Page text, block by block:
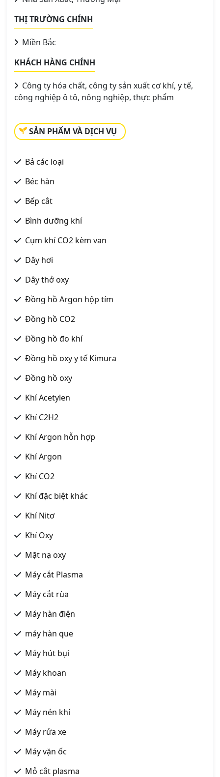
THỊ TRƯỜNG CHÍNH
Miền Bắc
KHÁCH HÀNG CHÍNH
Công ty hóa chất, công ty sản xuất cơ khí, y tế,
công nghiệp ô tô, nông nghiệp, thực phẩm
SẢN PHẨM VÀ DỊCH VỤ
Bả các loại
Béc hàn
Bếp cắt
Bình dưỡng khí
Cụm khí CO2 kèm van
Dây hơi
Dây thở oxy
Đồng hồ Argon hộp tím
Đồng hồ CO2
Đồng hồ đo khí
Đồng hồ oxy y tế Kimura
Đồng hồ oxy
Khí Acetylen
Khí C2H2
Khí Argon hỗn hợp
Khí Argon
Khí CO2
Khí đặc biệt khác
Khí Nitơ
Khí Oxy
Mặt nạ oxy
Máy cắt Plasma
Máy cắt rùa
Máy hàn điện
máy hàn que
Máy hút bụi
Máy khoan
Máy mài
Máy nén khí
Máy rửa xe
Máy vặn ốc
Mỏ cắt plasma